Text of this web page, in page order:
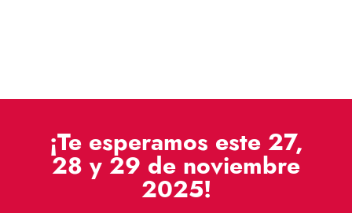
¡Te esperamos este 27,
28 y 29 de noviembre
2025!